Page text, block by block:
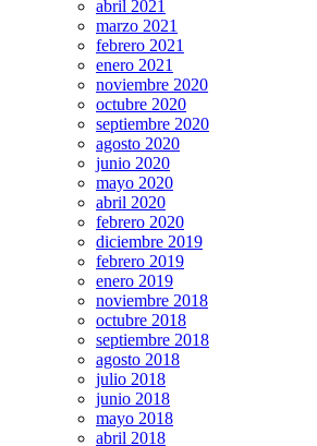
abril 2021
marzo 2021
febrero 2021
enero 2021
noviembre 2020
octubre 2020
septiembre 2020
agosto 2020
junio 2020
mayo 2020
abril 2020
febrero 2020
diciembre 2019
febrero 2019
enero 2019
noviembre 2018
octubre 2018
septiembre 2018
agosto 2018
julio 2018
junio 2018
mayo 2018
abril 2018